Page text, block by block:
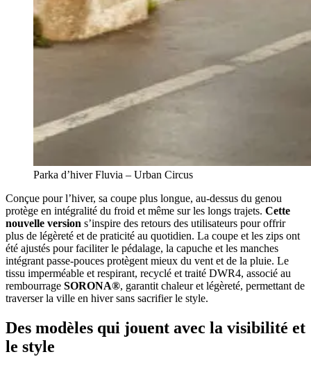
Parka d’hiver Fluvia – Urban Circus
Conçue pour l’hiver, sa coupe plus longue, au-dessus du genou
protège en intégralité du froid et même sur les longs trajets. Cette
nouvelle version s’inspire des retours des utilisateurs pour offrir
plus de légèreté et de praticité au quotidien. La coupe et les zips ont
été ajustés pour faciliter le pédalage, la capuche et les manches
intégrant passe-pouces protègent mieux du vent et de la pluie. Le
tissu imperméable et respirant, recyclé et traité DWR4, associé au
rembourrage SORONA®, garantit chaleur et légèreté, permettant de
traverser la ville en hiver sans sacrifier le style.
Des modèles qui jouent avec la visibilité et
le style